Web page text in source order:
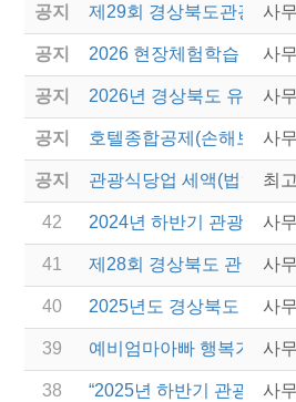
공지 제29회 경상북도관광기념
사
공지 2026 현장체험학습 안전
사
공지 2026년 경상북도 유니크
사
공지 호텔종합공제(손해보험)사
공지 관광식당업 세액(법인세최
42 2024년 하반기 관광기금
사
41 제28회 경상북도 관광기
사
40 2025년도 경상북도 관광
사
39 예비엄마아빠 행복가족여
사
38 “2025년 하반기 관광진흥
사